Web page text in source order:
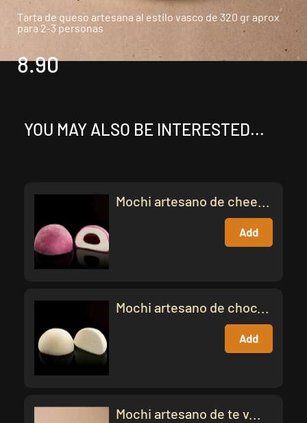
Tarta de queso artesana al estilo vasco de 320 gr aprox
para 2-3 personas
8.90
YOU MAY ALSO BE INTERESTED...
Mochi artesano de chee...
Add
Mochi artesano de choc...
Add
Mochi artesano de te v...